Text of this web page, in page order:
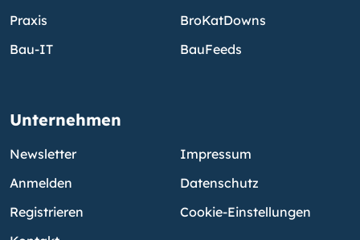
Praxis
Bau-IT
BroKatDowns
BauFeeds
Unternehmen
Newsletter
Anmelden
Registrieren
Impressum
Datenschutz
Cookie-Einstellungen